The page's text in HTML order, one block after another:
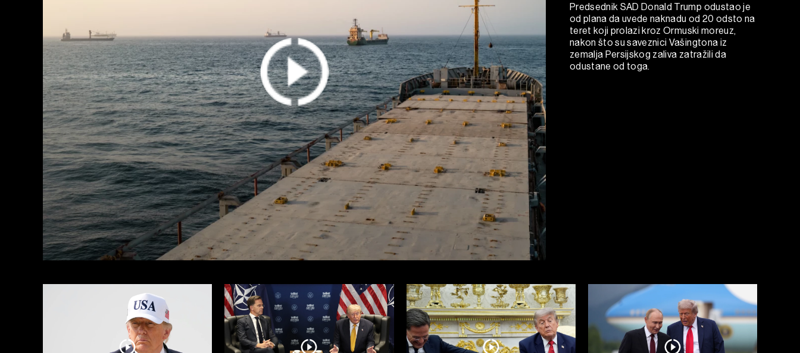
Predsednik SAD Donald Trump odustao je
od plana da uvede naknadu od 20 odsto na
teret koji prolazi kroz Ormuski moreuz,
nakon što su saveznici Vašingtona iz
zemalja Persijskog zaliva zatražili da
odustane od toga.